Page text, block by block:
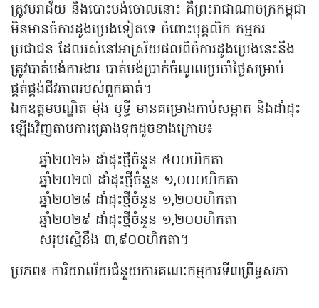
ត្រូវបរាជ័យ និងបោះបង់ចោលនោះ គឺព្រះរាជាណាចក្រកម្ពុជា
មិនមានចំការដូងប្រេងទៀតទេ ចំពោះបុគ្គលិក កម្មករ
ប្រជាជន ដែលរស់នៅអាស្រ័យផលពីចំការដូងប្រេងនេះនឹង
ត្រូវបាត់បង់ការងារ បាត់បង់ប្រាក់ចំណូលប្រចាំថ្ងៃសម្រាប់
ផ្គត់ផ្គង់ជីវភាពរបស់ពួកគាត់។
ឯកឧត្តមបណ្ឌិត ម៉ុង ឫទ្ធី មានគម្រោងកាប់សម្អាត និងដាំដុះ
ឡើងវិញតាមការគ្រោងទុកដូចខាងក្រោម៖
ឆ្នាំ២០២៦ ដាំដុះថ្មីចំនួន ៥០០ហិកតា
ឆ្នាំ២០២៧ ដាំដុះថ្មីចំនួន ១,០០០ហិកតា
ឆ្នាំ២០២៨ ដាំដុះថ្មីចំនួន ១,២០០ហិកតា
ឆ្នាំ២០២៩ ដាំដុះថ្មីចំនួន ១,២០០ហិកតា
សរុបស្មើនឹង ៣,៩០០ហិកតា។​
ប្រភព៖ ការិយាល័យ​ជំនួយ​ការ​គណៈកម្មការ​ទី៣ព្រឹទ្ធសភា